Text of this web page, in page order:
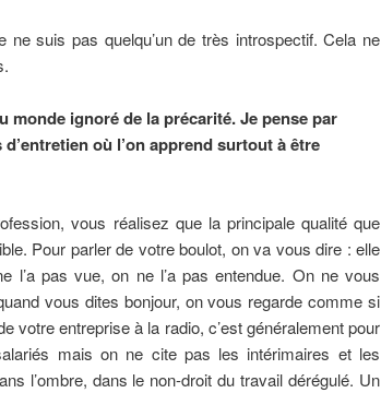
suis pas quelqu’un de très introspectif. Cela ne
monde ignoré de la précarité. Je pense par
où l’on apprend surtout à être
vous réalisez que la principale qualité que
Pour parler de votre boulot, on va vous dire : elle
l’a pas vue, on ne l’a pas entendue. On ne vous
vous dites bonjour, on vous regarde comme si
votre entreprise à la radio, c’est généralement pour
mais on ne cite pas les intérimaires et les
l’ombre, dans le non-droit du travail dérégulé. Un